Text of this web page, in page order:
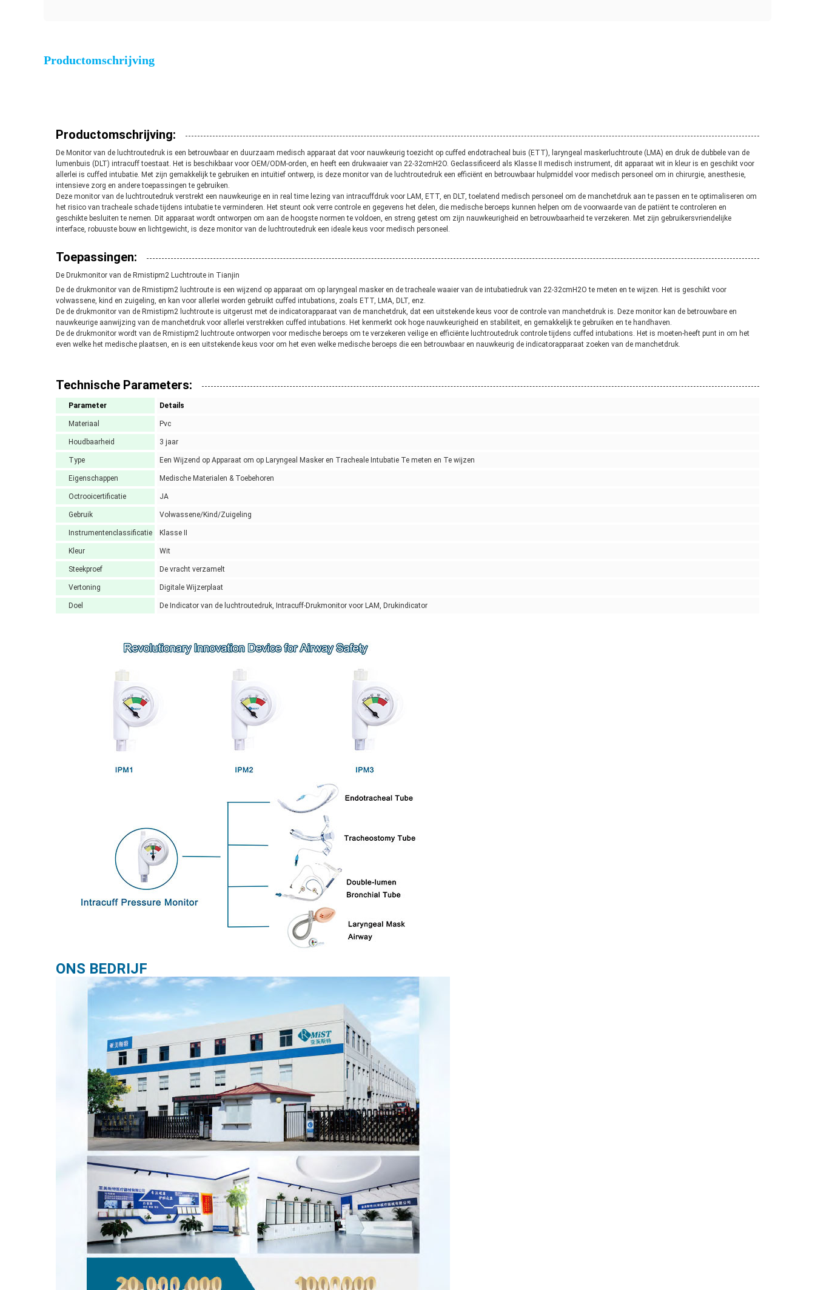
Productomschrijving
Productomschrijving:
De Monitor van de luchtroutedruk is een betrouwbaar en duurzaam medisch apparaat dat voor nauwkeurig toezicht op cuffed endotracheal buis (ETT), laryngeal maskerluchtroute (LMA) en druk de dubbele van de
lumenbuis (DLT) intracuff toestaat. Het is beschikbaar voor OEM/ODM-orden, en heeft een drukwaaier van 22-32cmH2O. Geclassificeerd als Klasse II medisch instrument, dit apparaat wit in kleur is en geschikt voor
allerlei is cuffed intubatie. Met zijn gemakkelijk te gebruiken en intuïtief ontwerp, is deze monitor van de luchtroutedruk een efficiënt en betrouwbaar hulpmiddel voor medisch personeel om in chirurgie, anesthesie,
intensieve zorg en andere toepassingen te gebruiken.
Deze monitor van de luchtroutedruk verstrekt een nauwkeurige en in real time lezing van intracuffdruk voor LAM, ETT, en DLT, toelatend medisch personeel om de manchetdruk aan te passen en te optimaliseren om
het risico van tracheale schade tijdens intubatie te verminderen. Het steunt ook verre controle en gegevens het delen, die medische beroeps kunnen helpen om de voorwaarde van de patiënt te controleren en
geschikte besluiten te nemen. Dit apparaat wordt ontworpen om aan de hoogste normen te voldoen, en streng getest om zijn nauwkeurigheid en betrouwbaarheid te verzekeren. Met zijn gebruikersvriendelijke
interface, robuuste bouw en lichtgewicht, is deze monitor van de luchtroutedruk een ideale keus voor medisch personeel.
Toepassingen:
De Drukmonitor van de Rmistipm2 Luchtroute in Tianjin
De de drukmonitor van de Rmistipm2 luchtroute is een wijzend op apparaat om op laryngeal masker en de tracheale waaier van de intubatiedruk van 22-32cmH2O te meten en te wijzen. Het is geschikt voor
volwassene, kind en zuigeling, en kan voor allerlei worden gebruikt cuffed intubations, zoals ETT, LMA, DLT, enz.
De de drukmonitor van de Rmistipm2 luchtroute is uitgerust met de indicatorapparaat van de manchetdruk, dat een uitstekende keus voor de controle van manchetdruk is. Deze monitor kan de betrouwbare en
nauwkeurige aanwijzing van de manchetdruk voor allerlei verstrekken cuffed intubations. Het kenmerkt ook hoge nauwkeurigheid en stabiliteit, en gemakkelijk te gebruiken en te handhaven.
De de drukmonitor wordt van de Rmistipm2 luchtroute ontworpen voor medische beroeps om te verzekeren veilige en efficiënte luchtroutedruk controle tijdens cuffed intubations. Het is moeten-heeft punt in om het
even welke het medische plaatsen, en is een uitstekende keus voor om het even welke medische beroeps die een betrouwbaar en nauwkeurig de indicatorapparaat zoeken van de manchetdruk.
Technische Parameters:
Parameter Details
Materiaal Pvc
Houdbaarheid 3 jaar
Type Een Wijzend op Apparaat om op Laryngeal Masker en Tracheale Intubatie Te meten en Te wijzen
Eigenschappen Medische Materialen & Toebehoren
Octrooicertificatie JA
Gebruik Volwassene/Kind/Zuigeling
Instrumentenclassificatie Klasse II
Kleur Wit
Steekproef De vracht verzamelt
Vertoning Digitale Wijzerplaat
Doel De Indicator van de luchtroutedruk, Intracuff-Drukmonitor voor LAM, Drukindicator
ONS BEDRIJF